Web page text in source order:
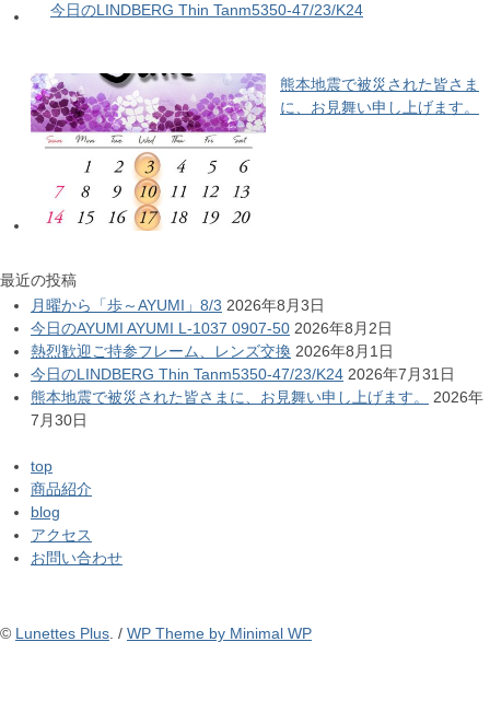
今日のLINDBERG Thin Tanm5350-47/23/K24
熊本地震で被災された皆さま
に、お見舞い申し上げます。
最近の投稿
月曜から「歩～AYUMI」8/3 2026年8月3日
今日のAYUMI AYUMI L-1037 0907-50 2026年8月2日
熱烈歓迎ご持参フレーム、レンズ交換 2026年8月1日
今日のLINDBERG Thin Tanm5350-47/23/K24 2026年7月31日
熊本地震で被災された皆さまに、お見舞い申し上げます。
2026年
7月30日
top
商品紹介
blog
アクセス
お問い合わせ
© Lunettes Plus. / WP Theme by Minimal WP